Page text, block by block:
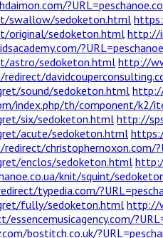
swallow/sedoketon.html
original/sedoketon.html http://
astro/sedoketon.html http://
sound/sedoketon.html
index.php/th/component/k2/
six/sedoketon.html http://
acute/sedoketon.html
christophernoxon.com/
enclos/sedoketon.html
knit/squint/
typedia.com/
fully/sedoketon.htmlhttp://
bostitch.co.uk/